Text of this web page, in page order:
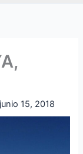
junio 15, 2018